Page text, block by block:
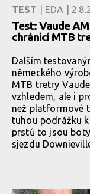
TEST | EDA |
Test: Vaude
chránící MTB
Dalším
německého
MTB tretry
vzhledem, ale i
než platformové
tuhou podrážku
prstů to jsou
sjezdu